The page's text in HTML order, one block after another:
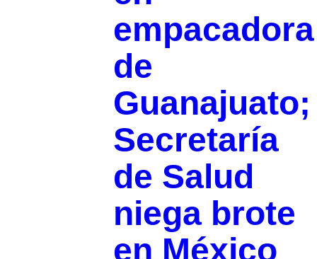
empacadora
de
Guanajuato;
Secretaría
de Salud
niega brote
en México